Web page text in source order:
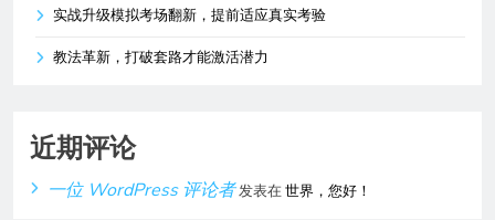
实战升级模拟考场翻新，提前适应真实考验
教法革新，打破套路才能激活潜力
近期评论
一位 WordPress 评论者发表在世界，您好！